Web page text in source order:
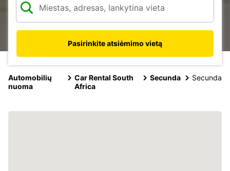
Pasirinkite atsiėmimo vietą
Automobilių
nuoma
Car Rental South
Africa
Secunda Secunda